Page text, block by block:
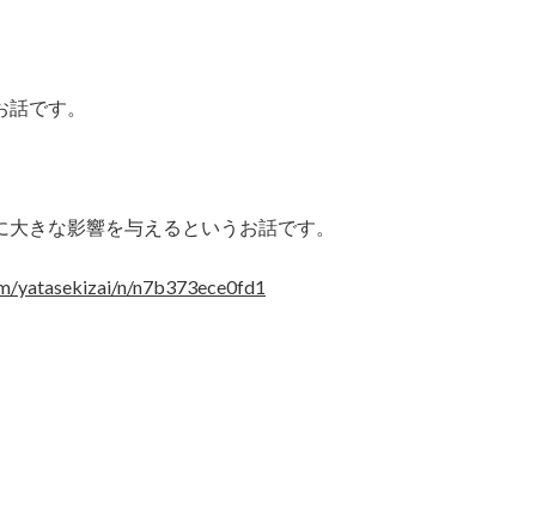
です。
きな影響を与えるというお話です。
yatasekizai/n/n7b373ece0fd1